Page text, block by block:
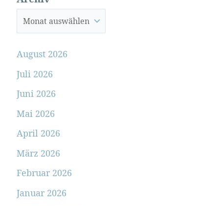
August 2026
Juli 2026
Juni 2026
Mai 2026
April 2026
März 2026
Februar 2026
Januar 2026